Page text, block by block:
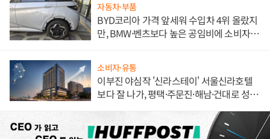
자동차·부품
BYD코리아 가격 앞세워 수입차 4위 올랐지
만, BMW·벤츠보다 높은 공임비에 소비자
소비자·유통
이부진 야심작 '신라스테이' 서울신라호텔
보다 잘 나가, 평택·주문진·해남·건대로 성